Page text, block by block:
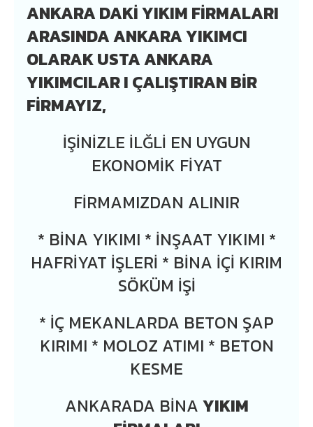
ANKARA DAKI YIKIM FIRMALARI
ARASINDA ANKARA YIKIMCI
OLARAK USTA ANKARA
YIKIMCILAR I ÇALIŞTIRAN BIR
FIRMAYIZ,
İŞİNİZLE İLĞLİ EN UYGUN
EKONOMİK FİYAT
FİRMAMIZDAN ALINIR
* BINA YIKIMI * İNŞAAT YIKIMI *
HAFRIYAT İŞLERI * BINA IÇI KIRIM
SÖKÜM IŞI
* İÇ MEKANLARDA BETON ŞAP
KIRIMI * MOLOZ ATIMI * BETON
KESME
ANKARADA BINA YIKIM